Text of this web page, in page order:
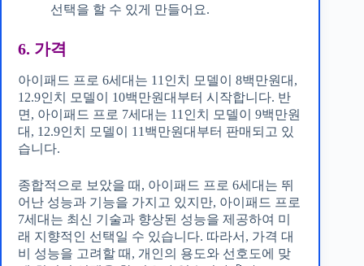
선택을 할 수 있게 만들어요.
6. 가격
아이패드 프로 6세대는 11인치 모델이 8백만원대,
12.9인치 모델이 10백만원대부터 시작합니다. 반
면, 아이패드 프로 7세대는 11인치 모델이 9백만원
대, 12.9인치 모델이 11백만원대부터 판매되고 있
습니다.
종합적으로 보았을 때, 아이패드 프로 6세대는 뛰
어난 성능과 기능을 가지고 있지만, 아이패드 프로
7세대는 최신 기술과 향상된 성능을 제공하여 미
래 지향적인 선택일 수 있습니다. 따라서, 가격 대
비 성능을 고려할 때, 개인의 용도와 선호도에 맞